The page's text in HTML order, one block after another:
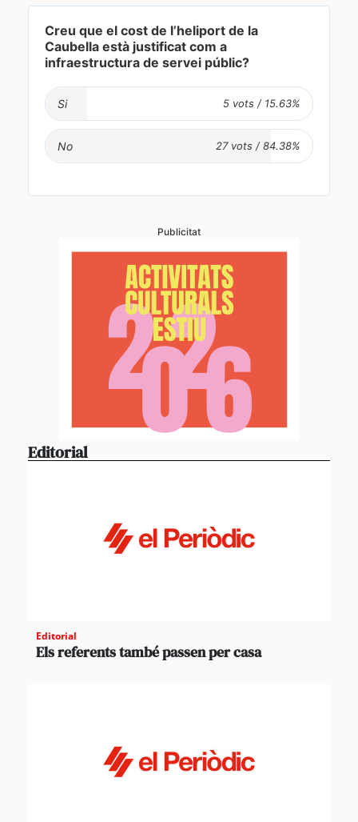
Creu que el cost de l’heliport de la
Caubella està justificat com a
infraestructura de servei públic?
Si
No
Publicitat
Editorial
Editorial
Els referents també passen per casa